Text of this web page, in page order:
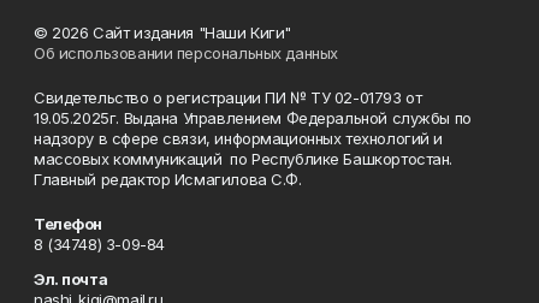
© 2026 Сайт издания "Наши Киги"
Об использовании персональных данных
Свидетельство о регистрации ПИ № ТУ 02-01793 от
19.05.2025г. Выдана Управлением Федеральной службы по
надзору в сфере связи, информационных технологий и
массовых коммуникаций по Республике Башкортостан.
Главный редактор Исмагилова С.Ф.
Телефон
8 (34748) 3-09-84
Эл. почта